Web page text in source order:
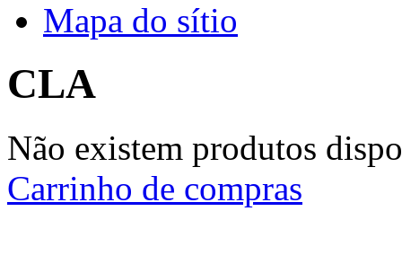
Mapa do sítio
CLA
Não existem produtos
Carrinho de compras